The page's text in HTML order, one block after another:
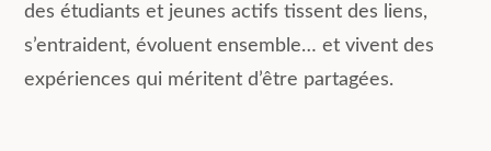
des étudiants et jeunes actifs tissent des liens,
s’entraident, évoluent ensemble… et vivent des
expériences qui méritent d’être partagées.